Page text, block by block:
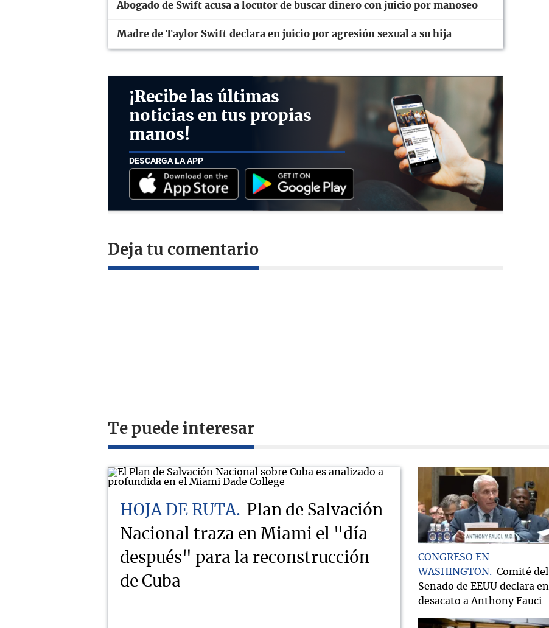
Abogado de Swift acusa a locutor de buscar dinero con juicio por manoseo
Madre de Taylor Swift declara en juicio por agresión sexual a su hija
¡Recibe las últimas
noticias en tus propias
manos!
DESCARGA LA APP
Deja tu comentario
Te puede interesar
HOJA DE RUTA
Plan de Salvación
Nacional traza en Miami el "día
después" para la reconstrucción
de Cuba
CONGRESO EN
WASHINGTON
Comité del
Senado de EEUU declara en
desacato a Anthony Fauci